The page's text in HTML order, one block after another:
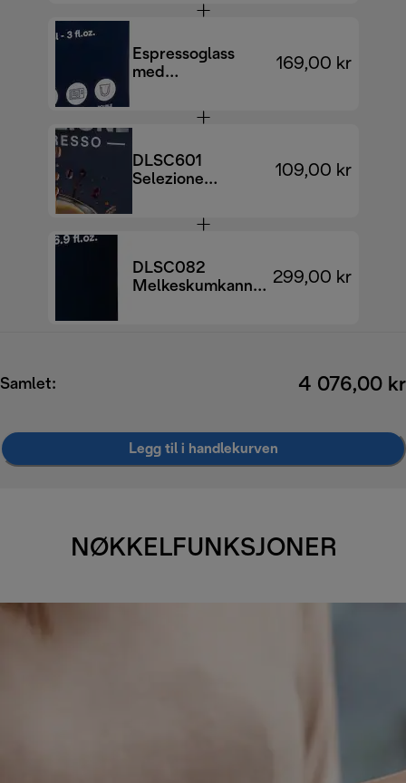
Espressoglass
med
ml, sett med 2
169,00 kr
DLSC601
Selezione
Arabica 30 %
Robusta, 250 g
109,00 kr
DLSC082
Melkeskumkanne
299,00 kr
Samlet: 4 076,00 kr
Legg til i handlekurven
NØKKELFUNKSJONER